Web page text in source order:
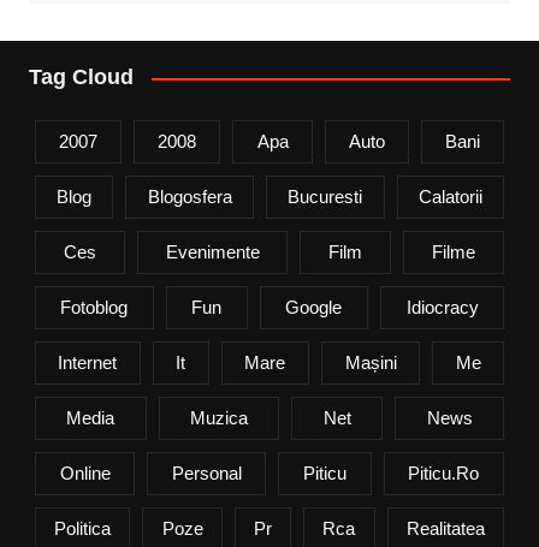
Tag Cloud
2007 2008 Apa Auto Bani
Blog Blogosfera Bucuresti Calatorii
Ces Evenimente Film Filme
Fotoblog Fun Google Idiocracy
Internet It Mare Mașini Me
Media Muzica Net News
Online Personal Piticu Piticu.ro
Politica Poze Pr Rca Realitatea